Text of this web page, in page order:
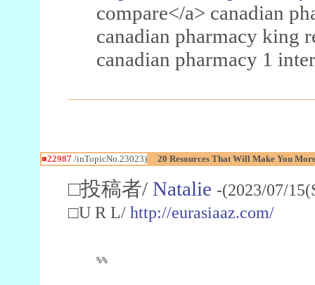
compare</a> canadian
canadian pharmacy king
canadian pharmacy 1
■22987/inTopicNo.23023) 20 Resources That Will Make You
□投稿者/ Natalie -(2023/07/
□U R L/ http://eurasiaaz.com/
%%